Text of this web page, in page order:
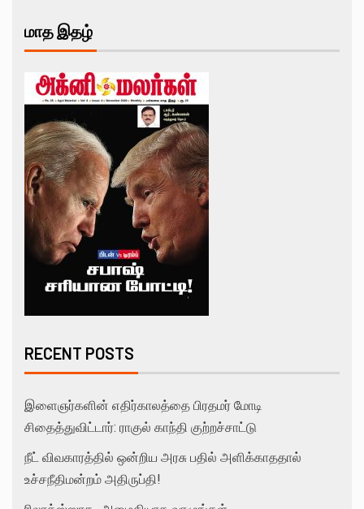
மாத இதழ்
RECENT POSTS
இளைஞர்களின் எதிர்காலத்தை பிரதமர் மோடி
சிதைத்துவிட்டார்: ராகுல் காந்தி குற்றச்சாட்டு
நீட் விவகாரத்தில் ஒன்றிய அரசு பதில் அளிக்காததால்
உச்சநீதிமன்றம் அதிருப்தி!